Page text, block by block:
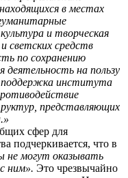
в местах
и творческая
светских средств
по сохранению
на пользу
поддержка института
представляющих
сфер для
подчеркивается, что в
не могут оказывать
ним». Это чрезвычайно